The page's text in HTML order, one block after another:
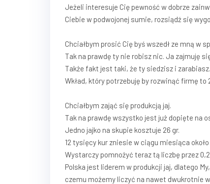
Jeżeli interesuje Cię pewność w dobrze
Ciebie w podwojonej sumie, rozsiądź się
Chciałbym prosić Cię byś wszedł ze mną w
Tak na prawdę ty nie robisz nic. Ja zajmuję
Także fakt jest taki, że ty siedzisz i zarabiasz.
Wkład, który potrzebuję by rozwinąć firmę to
Chciałbym zająć się produkcją jaj.
Tak na prawdę wszystko jest już dopięte na
Jedno jajko na skupie kosztuje 26 gr.
12 tysięcy kur zniesie w ciągu miesiąca
Wystarczy pomnożyć teraz tą liczbę przez
Polska jest liderem w produkcji jaj, dlatego
czemu możemy liczyć na nawet dwukrotnie